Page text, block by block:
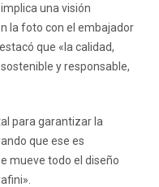
una visión
la foto con el embajador
que «la calidad,
y responsable,
para garantizar la
que ese es
mueve todo el diseño